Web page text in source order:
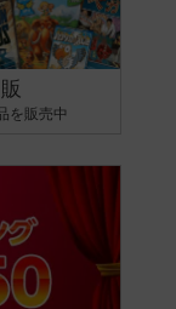
を販売中